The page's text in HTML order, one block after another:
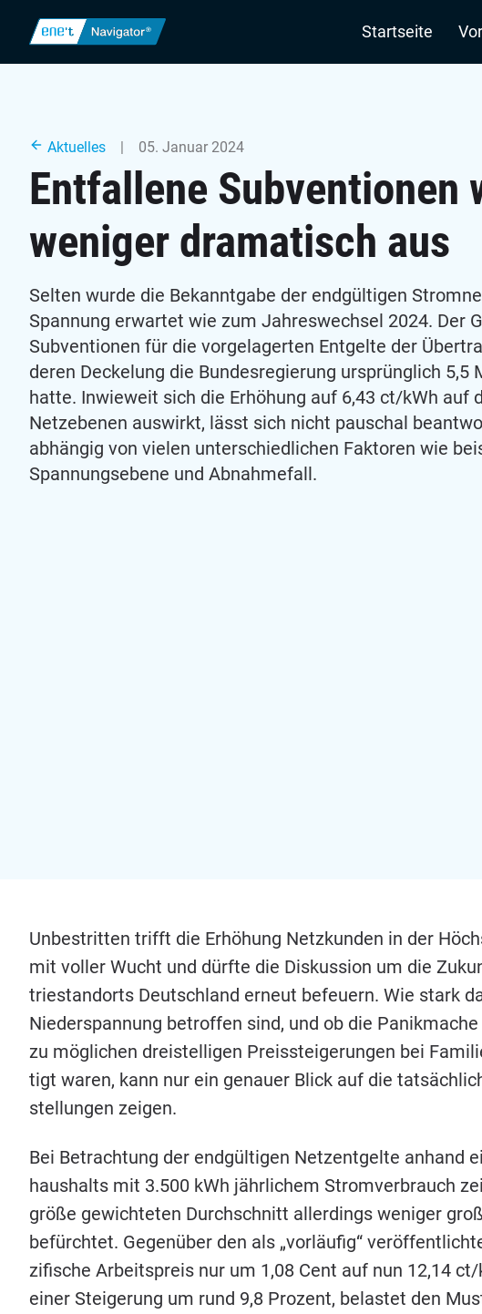
Navigation
Startseite
Aktuelles | 05. Januar 2024
Entfallene Subventionen
weniger dramatisch aus
Selten wurde die Bekanntgabe der endgültigen
Spannung erwartet wie zum Jahreswechsel 2024. Der
Subventionen für die vorgelagerten Entgelte der
deren Deckelung die Bundesregierung ursprünglich 5,5
hatte. Inwieweit sich die Erhöhung auf 6,43 ct/kWh auf
Netzebenen auswirkt, lässt sich nicht pauschal
abhängig von vielen unterschiedlichen Faktoren wie
Spannungsebene und Abnahmefall.
Unbe­strit­ten trifft die Erhö­hung Netz­kun­den in der
mit vol­ler Wucht und dürf­te die Dis­kus­si­on um die
trie­stand­orts Deutsch­land erneut befeu­ern. Wie stark
Nie­der­span­nung betrof­fen sind, und ob die
zu mög­li­chen drei­stel­li­gen Preis­stei­ge­run­gen bei
tigt waren, kann nur ein genau­er Blick auf die
stel­lun­gen zeigen.
Bei Betrach­tung der end­gül­ti­gen Netz­ent­gel­te anhand
haus­halts mit 3.500 kWh jähr­li­chem Strom­ver­brauch
grö­ße gewich­te­ten Durch­schnitt aller­dings weni­ger
befürch­tet. Gegen­über den als „vor­läu­fig“
zi­fi­sche Arbeits­preis nur um 1,08 Cent auf nun 12,14 ct/​
einer Stei­ge­rung um rund 9,8 Pro­zent, belas­tet den